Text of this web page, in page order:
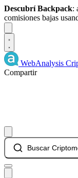
Descubrí Backpack:
comisiones bajas
WebAnalysis
Compartir
Buscar